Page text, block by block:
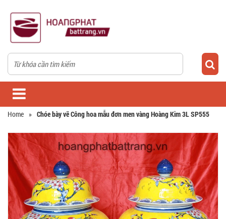
Home » Chóe bày vẽ Công hoa mẫu đơn men vàng Hoàng Kim 3L SP555